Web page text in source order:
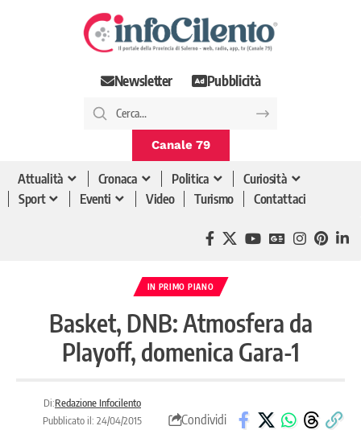
Newsletter Pubblicità
Canale 79
Attualità Cronaca Politica
Curiosità
Sport
Eventi Video Turismo Contattaci
IN PRIMO PIANO
Basket, DNB: Atmosfera da
Playoff, domenica Gara-1
Di:Redazione Infocilento
Pubblicato il: 24/04/2015
Condividi